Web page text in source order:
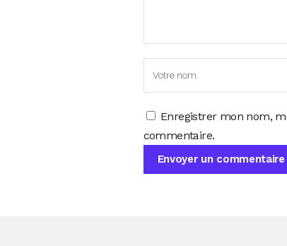
Enregistrer mon nom,
commentaire.